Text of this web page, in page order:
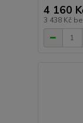
4 160
3 438 Kč